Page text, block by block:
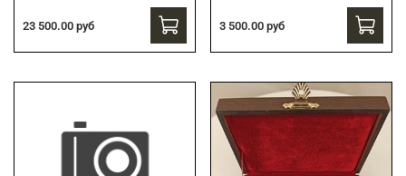
23 500.00 руб 3 500.00 руб